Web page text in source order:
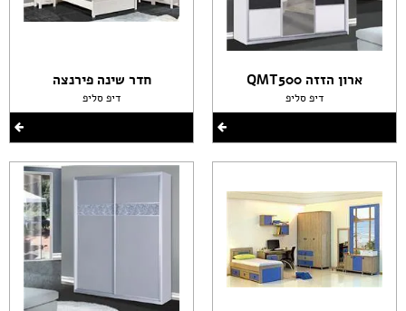
ארון הזזה QMT500
דיפ סליפ
חדר שינה פירנצה
דיפ סליפ